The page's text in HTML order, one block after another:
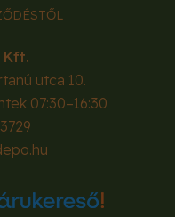
Kft.
utca 10.
07:30–16:30